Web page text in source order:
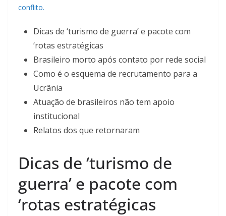
conflito.
Dicas de ‘turismo de guerra’ e pacote com
‘rotas estratégicas
Brasileiro morto após contato por rede social
Como é o esquema de recrutamento para a
Ucrânia
Atuação de brasileiros não tem apoio
institucional
Relatos dos que retornaram
Dicas de ‘turismo de
guerra’ e pacote com
‘rotas estratégicas